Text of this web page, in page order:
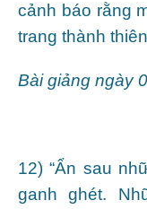
cảnh báo rằng
trang thành
Bài giảng ngày
12) “Ẩn sau
ganh ghét.